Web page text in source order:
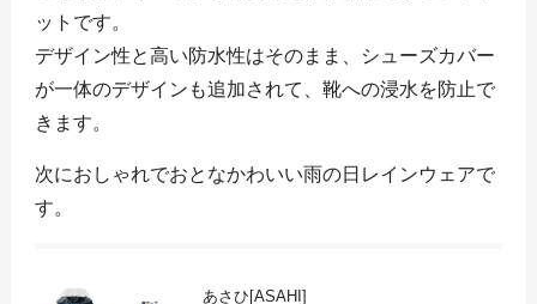
ットです。
デザイン性と高い防水性はそのまま、シューズカバー
が一体のデザインも追加されて、靴への浸水を防止で
きます。
次におしゃれでおとなかわいい雨の日レインウェアで
す。
あさひ[ASAHI]